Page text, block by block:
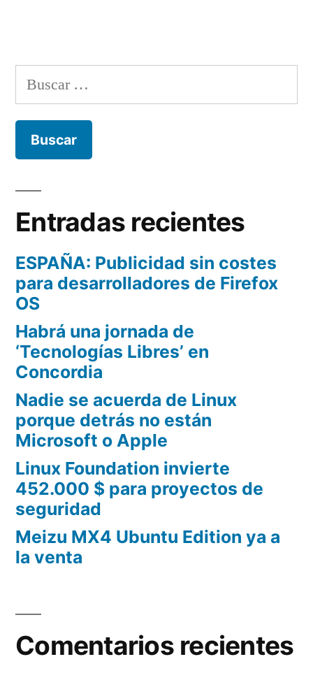
Buscar:
Entradas recientes
ESPAÑA: Publicidad sin costes
para desarrolladores de Firefox
OS
Habrá una jornada de
‘Tecnologías Libres’ en
Concordia
Nadie se acuerda de Linux
porque detrás no están
Microsoft o Apple
Linux Foundation invierte
452.000 $ para proyectos de
seguridad
Meizu MX4 Ubuntu Edition ya a
la venta
Comentarios recientes